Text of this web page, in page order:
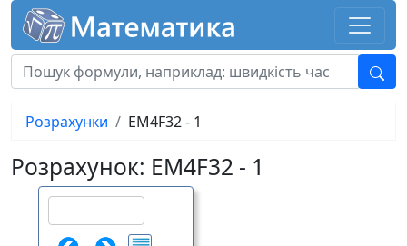
Розрахунки EM4F32 - 1
Розрахунок: EM4F32 - 1